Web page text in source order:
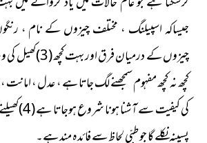
جیساکہ اسپیلنگ ، مختلف چیزوں کے نام ،
چیزوں کے درمیان
کچھ نہ کچھ مفہوم سمجھنے لگ جاتا ہے ، عدل ،
کی کیفیت
پسینہ نکلے گا جو طبّی لحاظ سے فائدہ مند ہے۔